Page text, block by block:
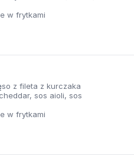
w frytkami
z fileta z kurczaka
sos aioli, sos
w frytkami